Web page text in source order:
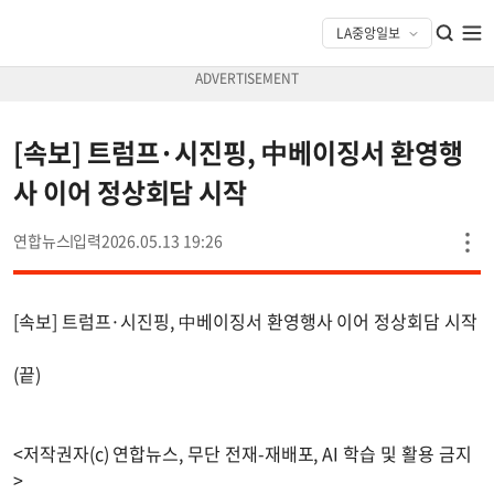
[속보] 트럼프·시진핑, 中베이징서 환영행
사 이어 정상회담 시작
연합뉴스 2026.05.13 19:26
[속보] 트럼프·시진핑, 中베이징서 환영행사 이어 정상회담 시작
(끝)
<저작권자(c) 연합뉴스, 무단 전재-재배포, AI 학습 및 활용 금지
>